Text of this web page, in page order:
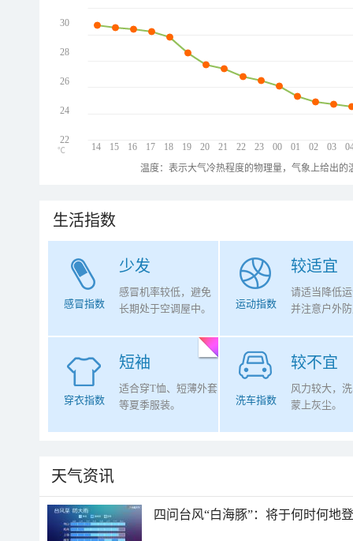
14 15 16 17 18 19 20 21 22 23 00 01 02 03
30
28
26
24
22
℃
温度：表示大气冷热程度的物理量，气象上给出
生活指数
少发
感冒指数
感冒机率较低，避免
长期处于空调屋中。
较适宜
运动指数
请适当降低
并注意户外
短袖
穿衣指数
适合穿T恤、短薄外套
等夏季服装。
较不宜
洗车指数
风力较大，
蒙上灰尘。
天气资讯
四问台风“白海豚”：将于何时何地